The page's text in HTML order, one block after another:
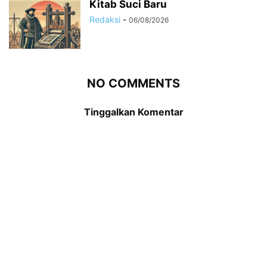
Kitab Suci Baru
Redaksi - 06/08/2026
NO COMMENTS
Tinggalkan Komentar